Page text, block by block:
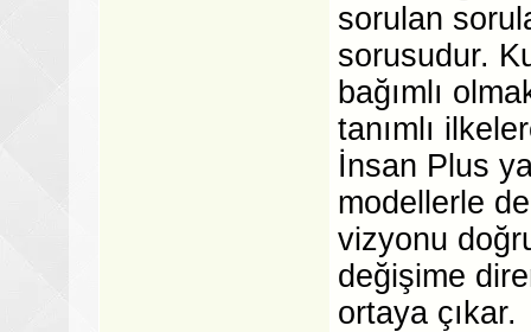
sorulan
sorusudur.
bağımlı
tanımlı
İnsan Plus
modellerle
vizyonu
değişime
ortaya çıkar.